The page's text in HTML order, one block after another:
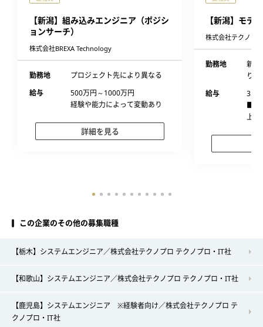
【新潟】組み込みエンジニア（ポジシ
ョンサーチ）
株式会社BREXA Technology
勤務地
プロジェクト先により異なる
給与
500万円～1000万円
経験や能力によって変動あり
詳細を見る
【新潟】モデ
株式会社テクノプ
勤務地
新潟
り異
給与
350
■経
上、
この企業のその他の募集職種
【栃木】システムエンジニア／株式会社テクノプロ テクノプロ・IT社
【和歌山】システムエンジニア／株式会社テクノプロ テクノプロ・IT社
【鹿児島】システムエンジニア ※経験者向け／株式会社テクノプロ テ
クノプロ・IT社